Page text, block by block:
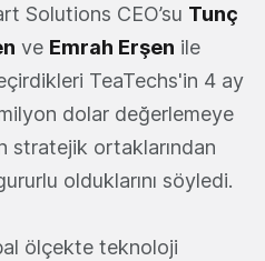
Solutions CEO’su Tunç
ve Emrah Erşen ile
TeaTechs'in 4 ay
dolar değerlemeye
stratejik ortaklarından
olduklarını söyledi.
ölçekte teknoloji